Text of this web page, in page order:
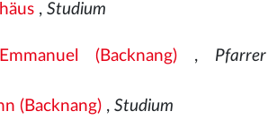
, Studium
(Backnang), Pfarrer
(Backnang), Studium